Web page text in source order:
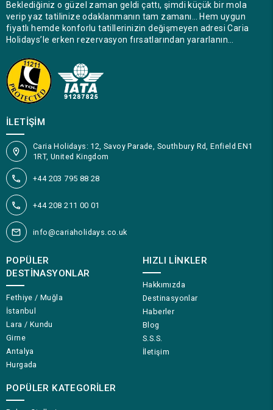
Beklediğiniz o güzel zaman geldi çattı, şimdi küçük bir mola
verip yaz tatilinize odaklanmanın tam zamanı… Hem uygun
fiyatlı hemde konforlu tatillerinizin değişmeyen adresi Caria
Holidays’le erken rezervasyon fırsatlarından yararlanın…
İLETIŞIM
Caria Holidays: 12, Savoy Parade, Southbury Rd, Enfield EN1
1RT, United Kingdom
+44 203 795 88 28
+44 208 211 00 01
info@cariaholidays.co.uk
POPÜLER
DESTINASYONLAR
Fethiye / Muğla
İstanbul
Lara / Kundu
Girne
Antalya
Hurgada
POPÜLER KATEGORILER
HIZLI LINKLER
Hakkımızda
Destinasyonlar
Haberler
Blog
S.S.S.
İletişim